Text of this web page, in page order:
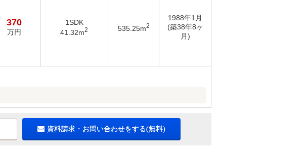
370
万円
1SDK
41.32m2 535.25m2
1988年1月
(築38年8ヶ
月)
資料請求・お問い合わせをする(無料)